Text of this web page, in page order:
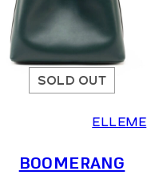
SOLD OUT
ELLEME
BOOMERANG